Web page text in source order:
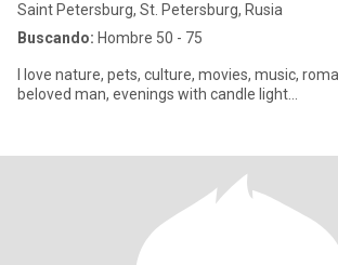
Saint Petersburg, St. Petersburg, Rusia
Buscando: Hombre 50 - 75
I love nature, pets, culture, movies, music,
beloved man, evenings with candle light...